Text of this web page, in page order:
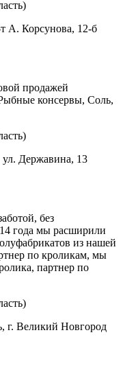
А. Корсунова, 12-б
продажей
консервы, Соль,
ул. Державина, 13
без
года мы расширили
из нашей
по кроликам, мы
партнер по
г. Великий Новгород